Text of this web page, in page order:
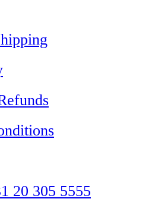
20 305 5555